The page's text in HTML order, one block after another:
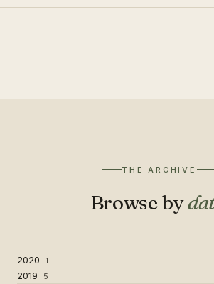
THE ARCHIVE
Browse by
2020 1
2019 5